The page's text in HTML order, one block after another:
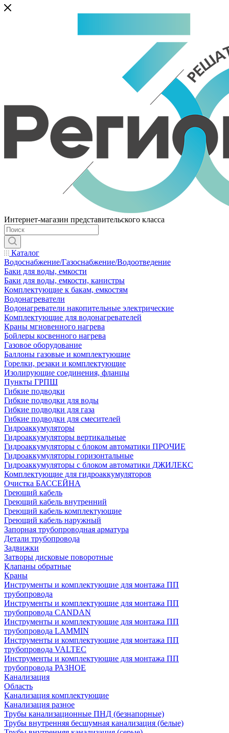
Интернет-магазин представительского класса
Каталог
Водоснабжение/Газоснабжение/Водоотведение
Баки для воды, емкости
Баки для воды, емкости, канистры
Комплектующие к бакам, емкостям
Водонагреватели
Водонагреватели накопительные электрические
Комплектующие для водонагревателей
Краны мгновенного нагрева
Бойлеры косвенного нагрева
Газовое оборудование
Баллоны газовые и комплектующие
Горелки, резаки и комплектующие
Изолирующие соединения, фланцы
Пункты ГРПШ
Гибкие подводки
Гибкие подводки для воды
Гибкие подводки для газа
Гибкие подводки для смесителей
Гидроаккумуляторы
Гидроаккумуляторы вертикальные
Гидроаккумуляторы с блоком автоматики ПРОЧИЕ
Гидроаккумуляторы горизонтальные
Гидроаккумуляторы с блоком автоматики ДЖИЛЕКС
Комплектующие для гидроаккумуляторов
Очистка БАССЕЙНА
Греющий кабель
Греющий кабель внутренний
Греющий кабель комплектующие
Греющий кабель наружный
Запорная трубопроводная арматура
Детали трубопровода
Задвижки
Затворы дисковые поворотные
Клапаны обратные
Краны
Инструменты и комплектующие для монтажа ПП
трубопровода
Инструменты и комплектующие для монтажа ПП
трубопровода CANDAN
Инструменты и комплектующие для монтажа ПП
трубопровода LAMMIN
Инструменты и комплектующие для монтажа ПП
трубопровода VALTEC
Инструменты и комплектующие для монтажа ПП
трубопровода РАЗНОЕ
Канализация
Область
Канализация комплектующие
Канализация разное
Трубы канализационные ПНД (безнапорные)
Трубы внутренняя бесшумная канализация (белые)